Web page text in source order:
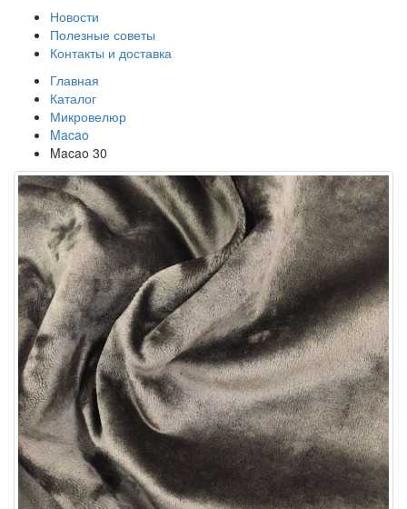
Новости
Полезные советы
Контакты и доставка
Главная
Каталог
Микровелюр
Macao
Macao 30